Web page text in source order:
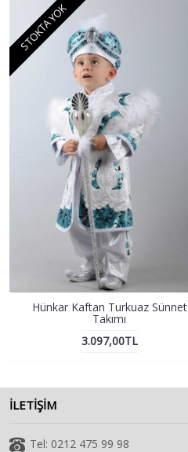
STOKTA YOK
Hünkar Kaftan Turkuaz Sünnet
Takımı
3.097,00TL
ILETIŞIM
Tel: 0212 475 99 98